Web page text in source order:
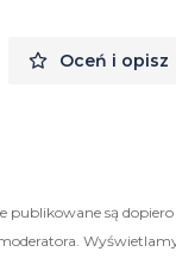
Oceń i opisz
publikowane są